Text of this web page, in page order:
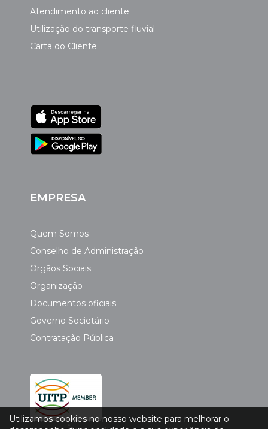
Atendimento ao cliente
Utilização do transporte fluvial
Carta do Cliente
EMPRESA
Quem Somos
Conselho de Administração
Orgãos Sociais
Organização
Documentos oficiais
Governo Societário
Contratação Pública
Utilizamos cookies no nosso website para melhorar o